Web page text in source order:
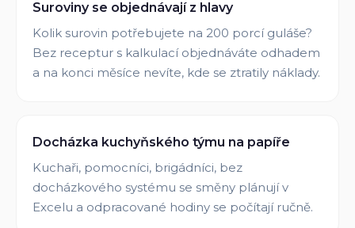
Suroviny se objednávají z hlavy
Kolik surovin potřebujete na 200 porcí guláše?
Bez receptur s kalkulací objednáváte odhadem
a na konci měsíce nevíte, kde se ztratily náklady.
Docházka kuchyňského týmu na papíře
Kuchaři, pomocníci, brigádníci, bez
docházkového systému se směny plánují v
Excelu a odpracované hodiny se počítají ručně.